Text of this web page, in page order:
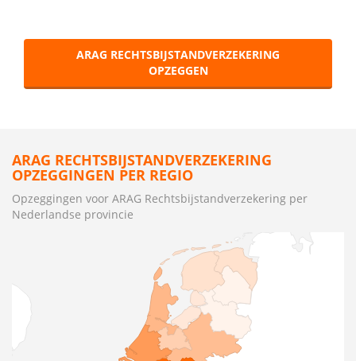
ARAG RECHTSBIJSTANDVERZEKERING
OPZEGGEN
ARAG RECHTSBIJSTANDVERZEKERING
OPZEGGINGEN PER REGIO
Opzeggingen voor ARAG Rechtsbijstandverzekering per
Nederlandse provincie